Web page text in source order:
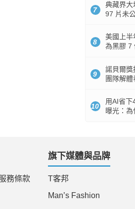
7
典藏界大
97 片未
8
美國上半
為黑膠 7
9
諾貝爾獎
團隊解
10
用AI省下
曝光：
務條款
旗下媒體與品牌
T客邦
Man’s Fashion